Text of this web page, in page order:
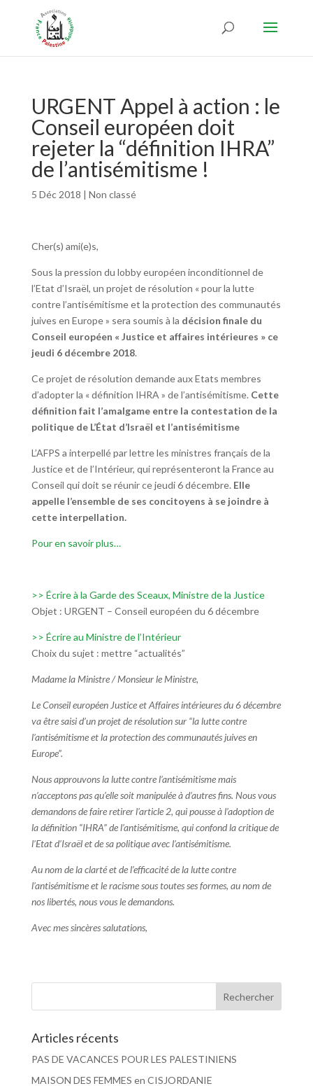
URGENT Appel à action : le
Conseil européen doit
rejeter la “définition IHRA”
de l’antisémitisme !
5 Déc 2018 | Non classé
Cher(s) ami(e)s,
Sous la pression du lobby européen inconditionnel de
l’Etat d’Israël, un projet de résolution « pour la lutte
contre l’antisémitisme et la protection des communautés
juives en Europe » sera soumis à la décision finale du
Conseil européen « Justice et affaires intérieures » ce
jeudi 6 décembre 2018.
Ce projet de résolution demande aux Etats membres
d’adopter la « définition IHRA » de l’antisémitisme. Cette
définition fait l’amalgame entre la contestation de la
politique de L’État d’Israël et l’antisémitisme
L’AFPS a interpellé par lettre les ministres français de la
Justice et de l’Intérieur, qui représenteront la France au
Conseil qui doit se réunir ce jeudi 6 décembre. Elle
appelle l’ensemble de ses concitoyens à se joindre à
cette interpellation.
Pour en savoir plus…
>> Écrire à la Garde des Sceaux, Ministre de la Justice
Objet : URGENT – Conseil européen du 6 décembre
>> Écrire au Ministre de l’Intérieur
Choix du sujet : mettre “actualités”
Madame la Ministre / Monsieur le Ministre,
Le Conseil européen Justice et Affaires intérieures du 6 décembre
va être saisi d’un projet de résolution sur “la lutte contre
l’antisémitisme et la protection des communautés juives en
Europe”.
Nous approuvons la lutte contre l’antisémitisme mais
n’acceptons pas qu’elle soit manipulée à d’autres fins. Nous vous
demandons de faire retirer l’article 2, qui pousse à l’adoption de
la définition “IHRA” de l’antisémitisme, qui confond la critique de
l’Etat d’Israël et de sa politique avec l’antisémitisme.
Au nom de la clarté et de l’efficacité de la lutte contre
l’antisémitisme et le racisme sous toutes ses formes, au nom de
nos libertés, nous vous le demandons.
Avec mes sincères salutations,
Articles récents
PAS DE VACANCES POUR LES PALESTINIENS
MAISON DES FEMMES en CISJORDANIE